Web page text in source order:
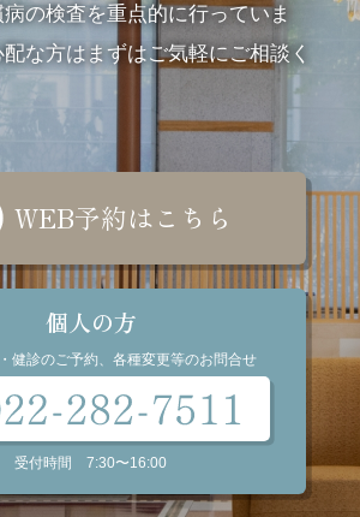
の検査を重点的に行っていま
な方はまずはご気軽にご相談く
WEB予約はこちら
個人の方
健診のご予約、各種変更等のお問合せ
受付時間7:30〜16:00